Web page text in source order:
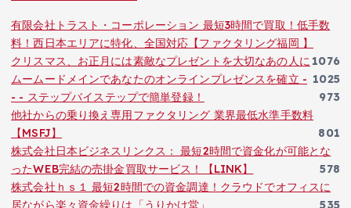
有限会社トラスト・コーポレーション 最短3時間で買取！低手数
料！西日本エリアに特化、全国対応【ファクタリング福岡 】
1076
クリスマス、お正月には素敵なプレゼントを大切なあの人に
1025
ムームードメインであなたのオンラインプレゼンスを確立 -
- - ステップバイステップで簡単登録！
973
他社からの乗り換え専用ファクタリング 業界最低水準手数料
【MSFJ】
801
株式会社日本ビジネスリンクス： 最短2時間で資金化が可能とな
ったWEB完結の売掛金買取サービス！【LINK】
578
株式会社ｈｓ１ 最短2時間での資金調達！クラウドでオフィスに
居ながら楽々資金繰りは「うりかけ堂」
535